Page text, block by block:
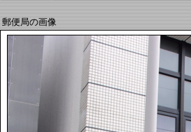
郵便局の画像